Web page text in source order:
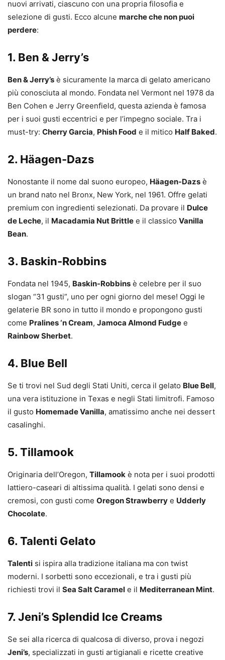
nuovi arrivati, ciascuno con una propria filosofia e
selezione di gusti. Ecco alcune marche che non puoi
perdere:
1. Ben & Jerry’s
Ben & Jerry’s è sicuramente la marca di gelato americano
più conosciuta al mondo. Fondata nel Vermont nel 1978 da
Ben Cohen e Jerry Greenfield, questa azienda è famosa
per i suoi gusti eccentrici e per l’impegno sociale. Tra i
must-try: Cherry Garcia, Phish Food e il mitico Half Baked.
2. Häagen-Dazs
Nonostante il nome dal suono europeo, Häagen-Dazs è
un brand nato nel Bronx, New York, nel 1961. Offre gelati
premium con ingredienti selezionati. Da provare il Dulce
de Leche, il Macadamia Nut Brittle e il classico Vanilla
Bean.
3. Baskin-Robbins
Fondata nel 1945, Baskin-Robbins è celebre per il suo
slogan “31 gusti”, uno per ogni giorno del mese! Oggi le
gelaterie BR sono in tutto il mondo e propongono gusti
come Pralines ‘n Cream, Jamoca Almond Fudge e
Rainbow Sherbet.
4. Blue Bell
Se ti trovi nel Sud degli Stati Uniti, cerca il gelato Blue Bell,
una vera istituzione in Texas e negli Stati limitrofi. Famoso
il gusto Homemade Vanilla, amatissimo anche nei dessert
casalinghi.
5. Tillamook
Originaria dell’Oregon, Tillamook è nota per i suoi prodotti
lattiero-caseari di altissima qualità. I gelati sono densi e
cremosi, con gusti come Oregon Strawberry e Udderly
Chocolate.
6. Talenti Gelato
Talenti si ispira alla tradizione italiana ma con twist
moderni. I sorbetti sono eccezionali, e tra i gusti più
richiesti trovi il Sea Salt Caramel e il Mediterranean Mint.
7. Jeni’s Splendid Ice Creams
Se sei alla ricerca di qualcosa di diverso, prova i negozi
Jeni’s, specializzati in gusti artigianali e ricette creative